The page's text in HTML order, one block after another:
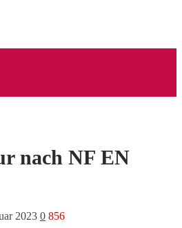
nach NF EN
2023 0 856